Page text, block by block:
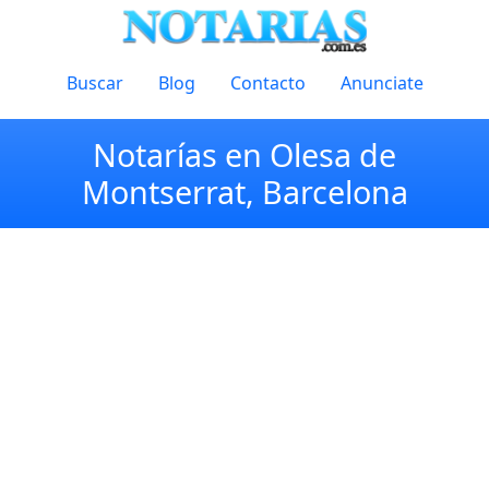
Buscar Blog Contacto Anunciate
Notarías en Olesa de
Montserrat, Barcelona